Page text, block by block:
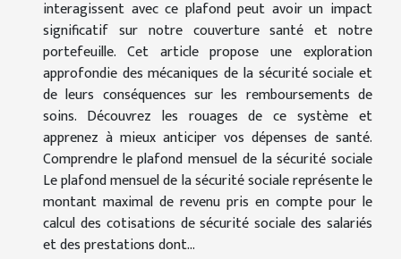
interagissent avec ce plafond peut avoir un impact
significatif sur notre couverture santé et notre
portefeuille. Cet article propose une exploration
approfondie des mécaniques de la sécurité sociale et
de leurs conséquences sur les remboursements de
soins. Découvrez les rouages de ce système et
apprenez à mieux anticiper vos dépenses de santé.
Comprendre le plafond mensuel de la sécurité sociale
Le plafond mensuel de la sécurité sociale représente le
montant maximal de revenu pris en compte pour le
calcul des cotisations de sécurité sociale des salariés
et des prestations dont...